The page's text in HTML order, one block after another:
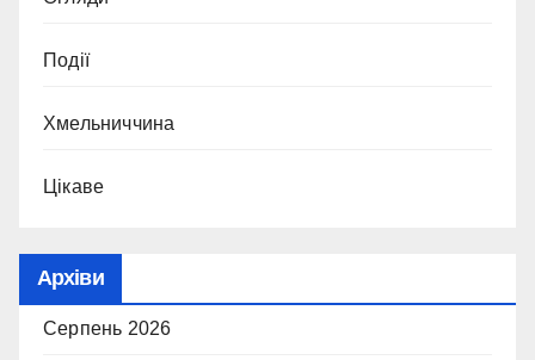
Події
Хмельниччина
Цікаве
Архіви
Серпень 2026